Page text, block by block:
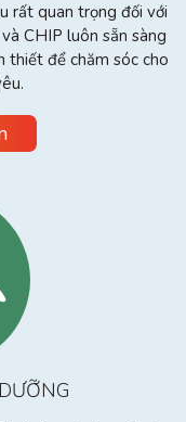
rất quan trọng đối với
CHIP luôn sẵn sàng
thiết để chăm sóc cho